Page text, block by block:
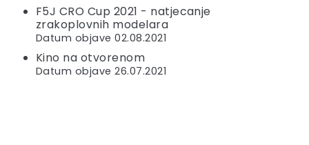
F5J CRO Cup 2021 - natjecanje
zrakoplovnih modelara
Datum objave 02.08.2021
Kino na otvorenom
Datum objave 26.07.2021